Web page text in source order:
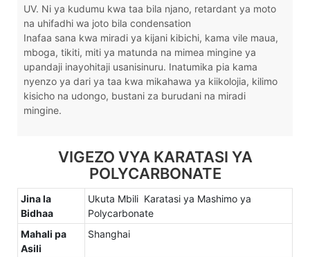
UV. Ni ya kudumu kwa taa bila njano, retardant ya moto
na uhifadhi wa joto bila condensation
Inafaa sana kwa miradi ya kijani kibichi, kama vile maua,
mboga, tikiti, miti ya matunda na mimea mingine ya
upandaji inayohitaji usanisinuru. Inatumika pia kama
nyenzo ya dari ya taa kwa mikahawa ya kiikolojia, kilimo
kisicho na udongo, bustani za burudani na miradi
mingine.
VIGEZO VYA KARATASI YA
POLYCARBONATE
Jina la
Bidhaa
Ukuta Mbili Karatasi ya Mashimo ya
Polycarbonate
Mahali pa
Asili
Shanghai